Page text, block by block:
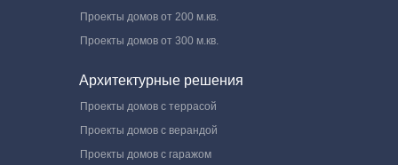
Проекты домов от 200 м.кв.
Проекты домов от 300 м.кв.
Архитектурные решения
Проекты домов с террасой
Проекты домов с верандой
Проекты домов с гаражом